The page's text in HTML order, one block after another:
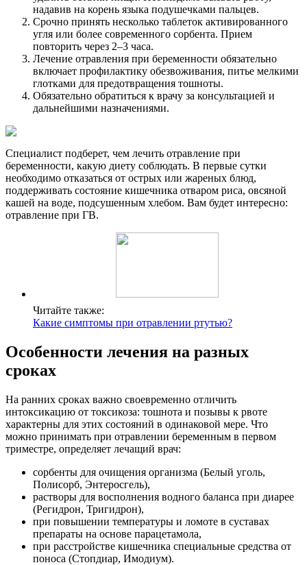
надавив на корень языка подушечками пальцев.
Срочно принять несколько таблеток активированного
угля или более современного сорбента. Прием
повторить через 2–3 часа.
Лечение отравления при беременности обязательно
включает профилактику обезвоживания, питье мелкими
глотками для предотвращения тошноты.
Обязательно обратиться к врачу за консультацией и
дальнейшими назначениями.
Специалист подберет, чем лечить отравление при
беременности, какую диету соблюдать. В первые сутки
необходимо отказаться от острых или жареных блюд,
поддерживать состояние кишечника отваром риса, овсяной
кашей на воде, подсушенным хлебом. Вам будет интересно:
отравление при ГВ.
Читайте также:
Какие симптомы при отравлении ртутью?
Особенности лечения на разных
сроках
На ранних сроках важно своевременно отличить
интоксикацию от токсикоза: тошнота и позывы к рвоте
характерны для этих состояний в одинаковой мере. Что
можно принимать при отравлении беременным в первом
триместре, определяет лечащий врач:
сорбенты для очищения организма (Белый уголь,
Полисорб, Энтеросгель),
растворы для восполнения водного баланса при диарее
(Регидрон, Тригидрон),
при повышении температуры и ломоте в суставах
препараты на основе парацетамола,
при расстройстве кишечника специальные средства от
поноса (Стопдиар, Имодиум).